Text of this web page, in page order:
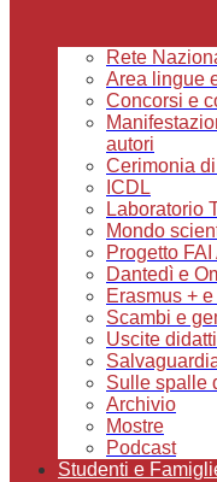
Rete
Area lingue
Concorsi e
autori
Cerimonia
ICDL
Laboratorio
Mondo
Progetto
Dantedì e
Erasmus +
Scambi e
Uscite
Sulle spalle
Archivio
Mostre
Podcast
Studenti e